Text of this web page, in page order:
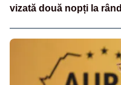
vizată două nopți la rând